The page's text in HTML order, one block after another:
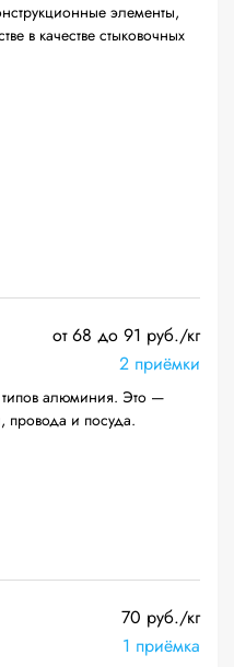
элементы,
в качестве стыковочных
от 68 до 91 руб./кг
2 приёмки
типов алюминия. Это —
провода и посуда.
70 руб./кг
1 приёмка